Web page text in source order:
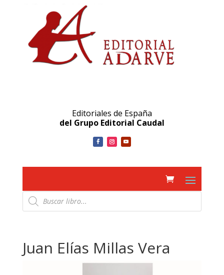
Editoriales de España
del Grupo Editorial Caudal
Búsqueda
de
productos
Juan Elías Millas Vera